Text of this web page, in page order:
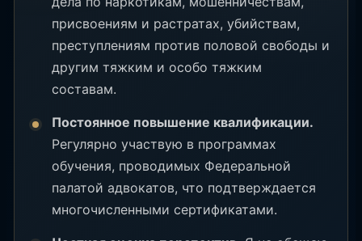
присвоениям и растратах, убийствам,
преступлениям против половой свободы и
другим тяжким и особо тяжким
составам.
Постоянное повышение квалификации.
Регулярно участвую в программах
обучения, проводимых Федеральной
палатой адвокатов, что подтверждается
многочисленными сертификатами.